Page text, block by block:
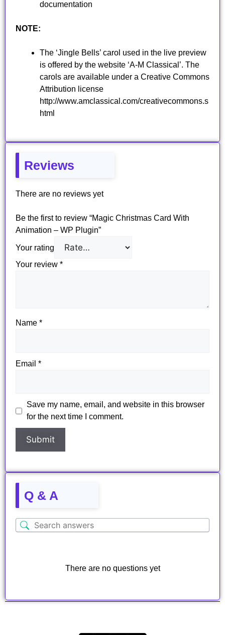
documentation
NOTE:
The ‘Jingle Bells’ carol used in the live preview
is offered by the website ‘A-M Classical’. The
carols are available under a Creative Commons
Attribution license
http://www.amclassical.com/creativecommons.s
html
Reviews
There are no reviews yet
Be the first to review “Magic Christmas Card With
Animation – WP Plugin”
Your rating
Your review *
Name *
Email *
Save my name, email, and website in this browser
for the next time I comment.
Q & A
There are no questions yet